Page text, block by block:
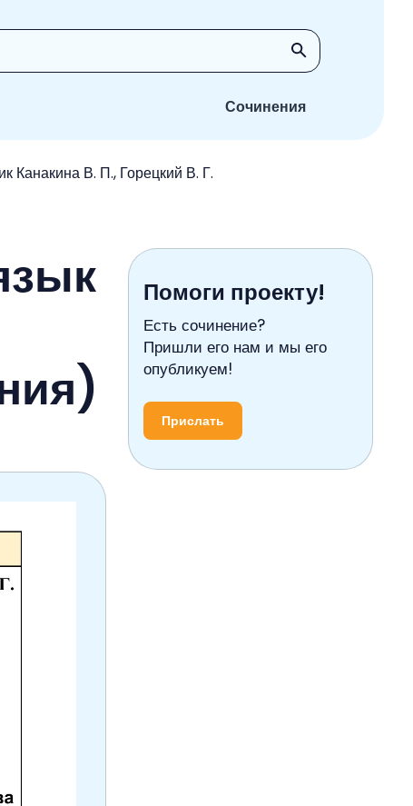
Сочинения
Канакина В. П., Горецкий В. Г.
Помоги проекту!
Есть сочинение?
Пришли его нам и мы его
опубликуем!
Прислать